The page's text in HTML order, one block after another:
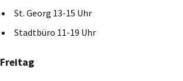
St. Georg 13-15 Uhr
Stadtbüro 11-19 Uhr
Freitag